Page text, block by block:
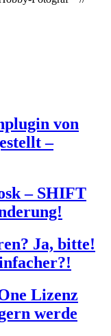
von
–
– SHIFT
Ja, bitte!
Lizenz
werde